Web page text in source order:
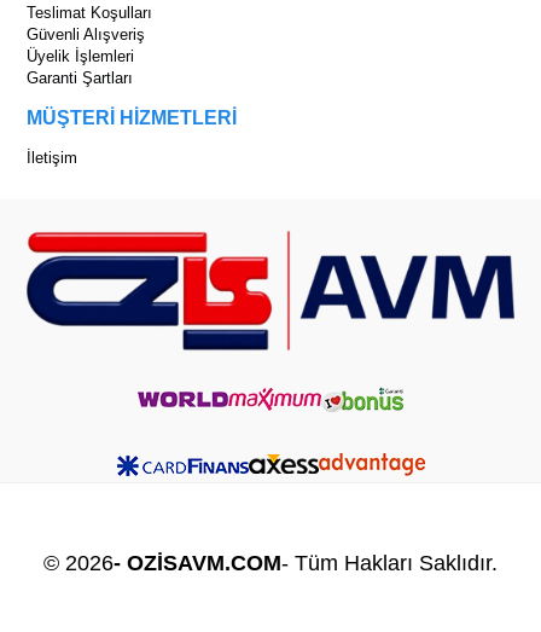
Teslimat Koşulları
Güvenli Alışveriş
Üyelik İşlemleri
Garanti Şartları
MÜŞTERİ HİZMETLERİ
İletişim
© 2026- OZİSAVM.COM- Tüm Hakları Saklıdır.